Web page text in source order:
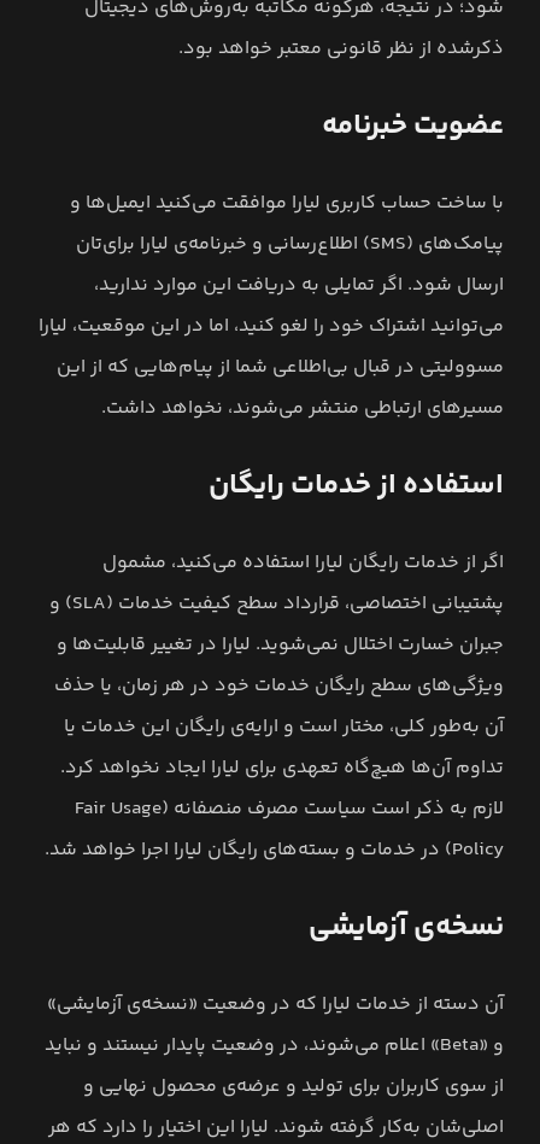
شود؛ در نتیجه، هرگونه مکاتبه به‌روش‌های دیجیتال
ذکرشده از نظر قانونی معتبر خواهد بود.
عضویت خبرنامه
با ساخت حساب کاربری لیارا موافقت می‌کنید ایمیل‌ها و
پیامک‌های (SMS) اطلاع‌رسانی و خبرنامه‌ی لیارا برای‌تان
ارسال شود. اگر تمایلی به دریافت این موارد ندارید،
می‌توانید اشتراک خود را لغو کنید، اما در این موقعیت، لیارا
مسوولیتی در قبال بی‌اطلاعی شما از پیام‌هایی که از این
مسیرهای ارتباطی منتشر می‌شوند، نخواهد داشت.
استفاده از خدمات رایگان
اگر از خدمات رایگان لیارا استفاده می‌کنید، مشمول
پشتیبانی اختصاصی، قرارداد سطح کیفیت خدمات (SLA) و
جبران خسارت اختلال نمی‌شوید. لیارا در تغییر قابلیت‌ها و
ویژگی‌های سطح رایگان خدمات خود در هر زمان، یا حذف
آن به‌طور کلی، مختار است و ارایه‌ی رایگان این خدمات یا
تداوم آن‌ها هیچ‌گاه تعهدی برای لیارا ایجاد نخواهد کرد.
لازم به ذکر است سیاست مصرف منصفانه (Fair Usage
Policy) در خدمات و بسته‌های رایگان لیارا اجرا خواهد شد.
نسخه‌ی آزمایشی
آن دسته از خدمات لیارا که در وضعیت «نسخه‌ی آزمایشی»
و «Beta» اعلام می‌شوند، در وضعیت پایدار نیستند و نباید
از سوی کاربران برای تولید و عرضه‌ی محصول نهایی و
اصلی‌‌شان به‌کار گرفته شوند. لیارا این اختیار را دارد که هر